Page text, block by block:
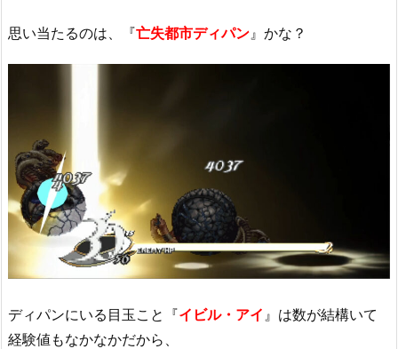
思い当たるのは、『亡失都市ディパン』かな？
ディパンにいる目玉こと『イビル・アイ 』は数が結構いて
経験値もなかなかだから、